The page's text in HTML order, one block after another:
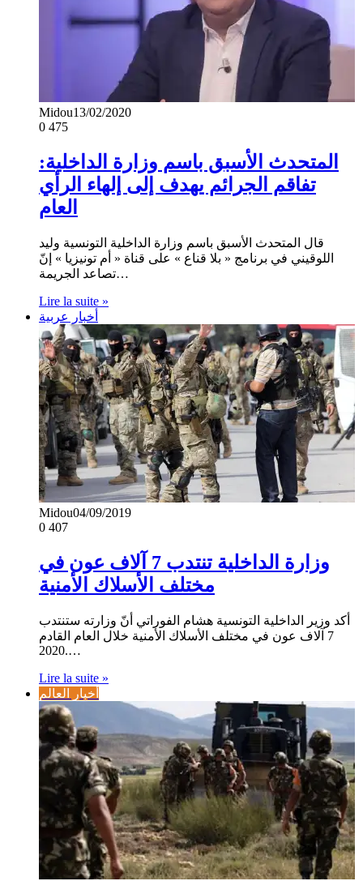
Midou13/02/2020
0 475
المتحدث الأسبق باسم وزارة الداخلية:
تفاقم الجرائم يهدف إلى إلهاء الرأي
العام
قال المتحدث الأسبق باسم وزارة الداخلية التونسية وليد
اللوقيني في برنامج « بلا قناع » على قناة « أم تونيزيا » إنّ
تصاعد الجريمة…
Lire la suite »
أخبار عربية
Midou04/09/2019
0 407
وزارة الداخلية تنتدب 7 آلاف عون في
مختلف الأسلاك الأمنية
أكد وزير الداخلية التونسية هشام الفوراتي أنّ وزارته ستنتدب
7 آلاف عون في مختلف الأسلاك الأمنية خلال العام القادم
2020.…
Lire la suite »
أخبار العالم